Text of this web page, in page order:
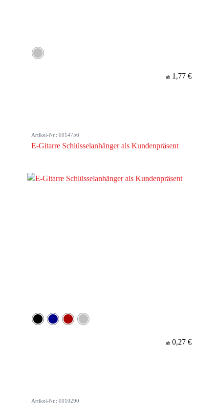
ab 1,77 €
Artikel-Nr.: 0014756
E-Gitarre Schlüsselanhänger als Kundenpräsent
ab 0,27 €
Artikel-Nr.: 0010290